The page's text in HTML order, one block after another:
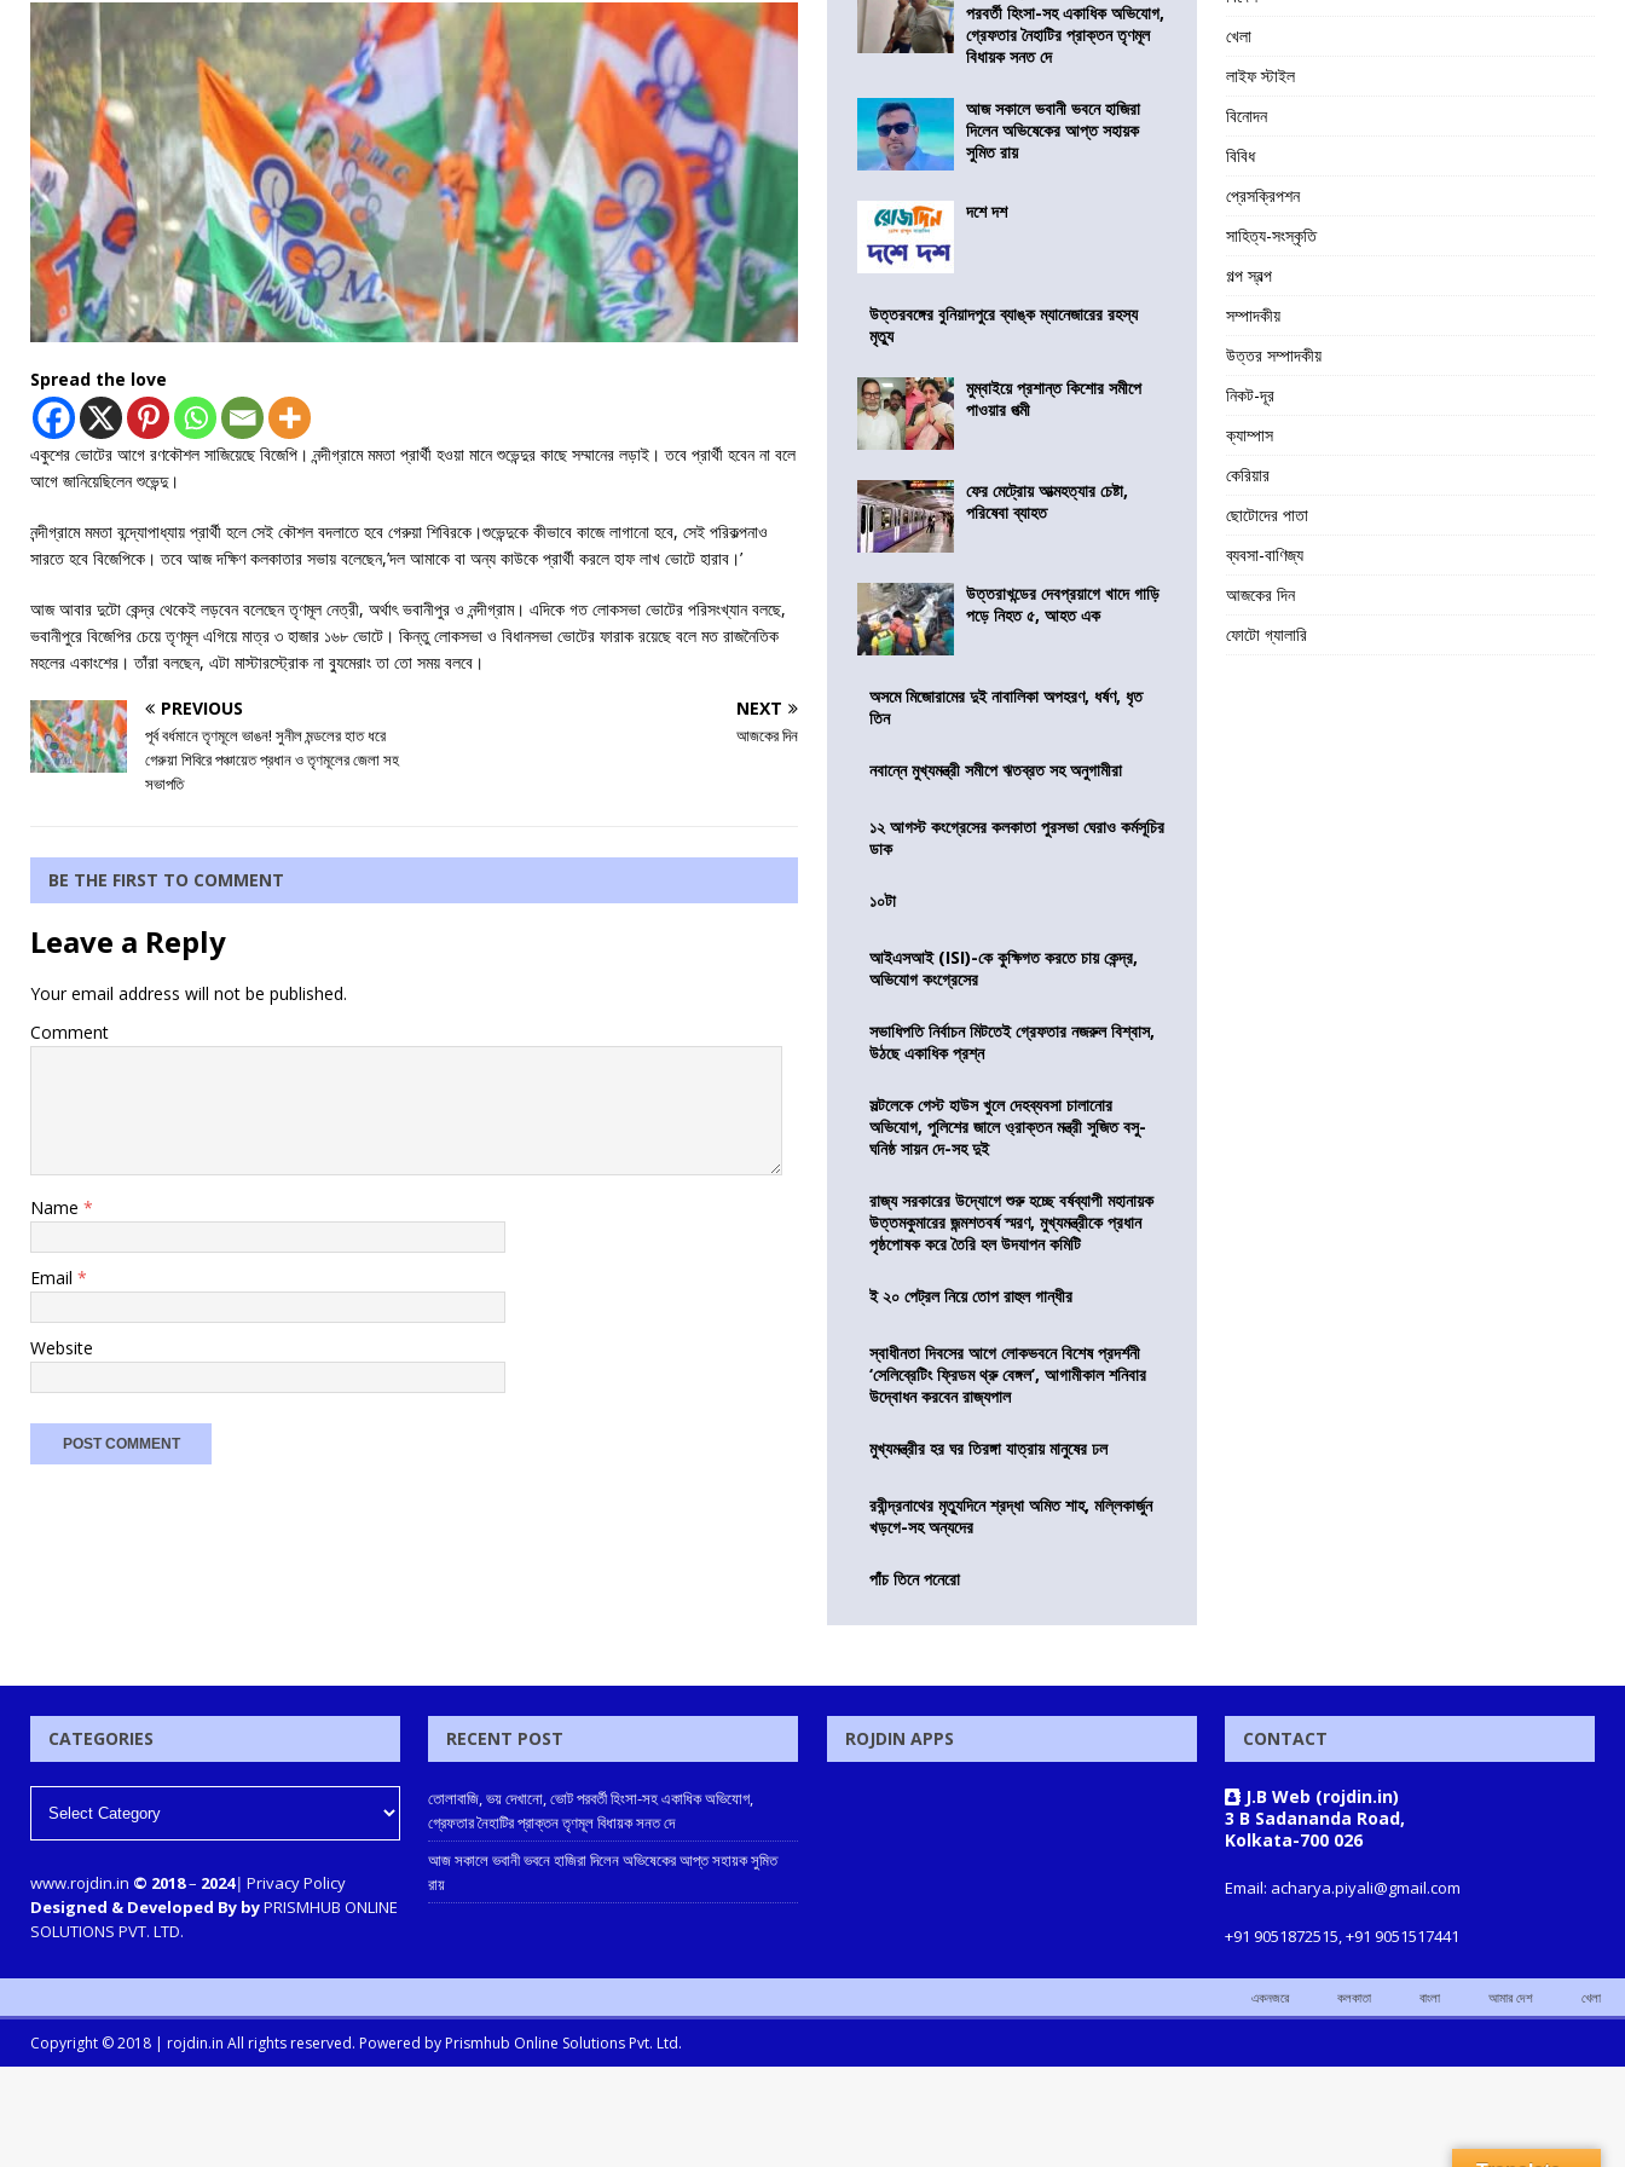
Spread the love
একুশের ভোটের আগে রণকৌশল সাজিয়েছে বিজেপি। নন্দীগ্রামে মমতা প্রার্থী হওয়া মানে শুভেন্দুর কাছে সম্মানের লড়াই। তবে প্রার্থী হবেন না বলে
আগে জানিয়েছিলেন শুভেন্দু।
নন্দীগ্রামে মমতা বন্দ্যোপাধ্যায় প্রার্থী হলে সেই কৌশল বদলাতে হবে গেরুয়া শিবিরকে।শুভেন্দুকে কীভাবে কাজে লাগানো হবে, সেই পরিকল্পনাও
সারতে হবে বিজেপিকে। তবে আজ দক্ষিণ কলকাতার সভায় বলেছেন,’দল আমাকে বা অন্য কাউকে প্রার্থী করলে হাফ লাখ ভোটে হারাব।’
আজ আবার দুটো কেন্দ্র থেকেই লড়বেন বলেছেন তৃণমূল নেত্রী, অর্থাৎ ভবানীপুর ও নন্দীগ্রাম। এদিকে গত লোকসভা ভোটের পরিসংখ্যান বলছে,
ভবানীপুরে বিজেপির চেয়ে তৃণমূল এগিয়ে মাত্র ৩ হাজার ১৬৮ ভোটে। কিন্তু লোকসভা ও বিধানসভা ভোটের ফারাক রয়েছে বলে মত রাজনৈতিক
মহলের একাংশের। তাঁরা বলছেন, এটা মাস্টারস্ট্রোক না ব্যুমেরাং তা তো সময় বলবে।
PREVIOUS
পূর্ব বর্ধমানে তৃণমূলে ভাঙন! সুনীল মন্ডলের হাত ধরে
গেরুয়া শিবিরে পঞ্চায়েত প্রধান ও তৃণমূলের জেলা সহ
সভাপতি
NEXT
আজকের দিন
BE THE FIRST TO COMMENT
Leave a Reply
Your email address will not be published.
Comment
Name *
Email *
Website
পরবর্তী হিংসা-সহ একাধিক অভিযোগ,
গ্রেফতার নৈহাটির প্রাক্তন তৃণমূল
বিধায়ক সনত দে
আজ সকালে ভবানী ভবনে হাজিরা
দিলেন অভিষেকের আপ্ত সহায়ক
সুমিত রায়
দশে দশ
উত্তরবঙ্গের বুনিয়াদপুরে ব্যাঙ্ক ম্যানেজারের রহস্য
মৃত্যু
মুম্বাইয়ে প্রশান্ত কিশোর সমীপে
পাওয়ার পত্মী
ফের মেট্রোয় আত্মহত্যার চেষ্টা,
পরিষেবা ব্যাহত
উত্তরাখন্ডের দেবপ্রয়াগে খাদে গাড়ি
পড়ে নিহত ৫, আহত এক
অসমে মিজোরামের দুই নাবালিকা অপহরণ, ধর্ষণ, ধৃত
তিন
নবান্নে মুখ্যমন্ত্রী সমীপে ঋতব্রত সহ অনুগামীরা
১২ আগস্ট কংগ্রেসের কলকাতা পুরসভা ঘেরাও কর্মসূচির
ডাক
১০টা
আইএসআই (ISI)-কে কুক্ষিগত করতে চায় কেন্দ্র,
অভিযোগ কংগ্রেসের
সভাধিপতি নির্বাচন মিটতেই গ্রেফতার নজরুল বিশ্বাস,
উঠছে একাধিক প্রশ্ন
সল্টলেকে গেস্ট হাউস খুলে দেহব্যবসা চালানোর
অভিযোগ, পুলিশের জালে ও্রাক্তন মন্ত্রী সুজিত বসু-
ঘনিষ্ঠ সায়ন দে-সহ দুই
রাজ্য সরকারের উদ্যোগে শুরু হচ্ছে বর্ষব্যাপী মহানায়ক
উত্তমকুমারের জন্মশতবর্ষ স্মরণ, মুখ্যমন্ত্রীকে প্রধান
পৃষ্ঠপোষক করে তৈরি হল উদযাপন কমিটি
ই ২০ পেট্রল নিয়ে তোপ রাহুল গান্ধীর
স্বাধীনতা দিবসের আগে লোকভবনে বিশেষ প্রদর্শনী
‘সেলিব্রেটিং ফ্রিডম থ্রু বেঙ্গল’, আগামীকাল শনিবার
উদ্বোধন করবেন রাজ্যপাল
মুখ্যমন্ত্রীর হর ঘর তিরঙ্গা যাত্রায় মানুষের ঢল
রবীন্দ্রনাথের মৃত্যুদিনে শ্রদ্ধা অমিত শাহ, মল্লিকার্জুন
খড়গে-সহ অন্যদের
পাঁচ তিনে পনেরো
খেলা
লাইফ স্টাইল
বিনোদন
বিবিধ
প্রেসক্রিপশন
সাহিত্য-সংস্কৃতি
গল্প স্বল্প
সম্পাদকীয়
উত্তর সম্পাদকীয়
নিকট-দূর
ক্যাম্পাস
কেরিয়ার
ছোটোদের পাতা
ব্যবসা-বাণিজ্য
আজকের দিন
ফোটো গ্যালারি
CATEGORIES
www.rojdin.in © 2018– 2024| Privacy Policy
Designed & Developed By byPRISMHUB ONLINE
SOLUTIONS PVT. LTD.
RECENT POST
তোলাবাজি, ভয় দেখানো, ভোট পরবর্তী হিংসা-সহ একাধিক অভিযোগ,
গ্রেফতার নৈহাটির প্রাক্তন তৃণমূল বিধায়ক সনত দে
আজ সকালে ভবানী ভবনে হাজিরা দিলেন অভিষেকের আপ্ত সহায়ক সুমিত
রায়
ROJDIN APPS CONTACT
J.B Web (rojdin.in)
3 B Sadananda Road,
Kolkata-700 026
Email: acharya.piyali@gmail.com
+91 9051872515, +91 9051517441
একনজরে কলকাতা বাংলা আমার দেশ খেলা
Copyright © 2018 | rojdin.in All rights reserved. Powered by Prismhub Online Solutions Pvt. Ltd.